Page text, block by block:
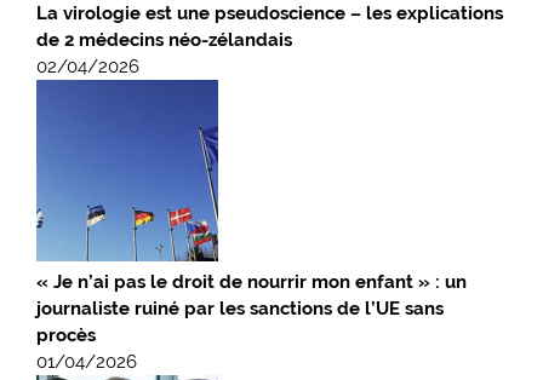
La virologie est une pseudoscience – les explications
de 2 médecins néo-zélandais
02/04/2026
« Je n’ai pas le droit de nourrir mon enfant » : un
journaliste ruiné par les sanctions de l’UE sans
procès
01/04/2026